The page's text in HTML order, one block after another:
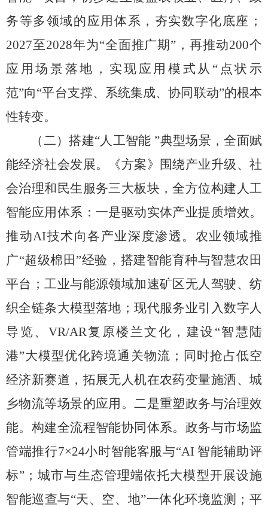
务等多领域的应用体系， 夯实数字化底座；
2027至2028年为“全面推广期 ” ，再推动200个
应用场景落地，实现应用模式从 “ 点状示
范”向“平台支撑、系统集成、协同联动”的根本
性转变。
（二）搭建“人工智能 ”典型场景，全面赋
能经济社会发展。
《方案》围绕产业升级、社
会治理和民生服务三大板块，全方位构建人工
智能应用体系：一是驱动实体产业提质增效。
推动AI技术向各产业深度渗透。农业领域推
广“超级棉田 ”经验， 搭建智能育种与智慧农田
平台； 工业与能源领域加速矿区无人驾驶、纺
织全链条大模型落地；现代服务业引入数字人
导览、 VR/AR复原楼兰文化，建设 “智慧陆
港”大模型优化跨境通关物流；
同时抢占低空
经济新赛道， 拓展无人机在农药变量施洒、城
乡物流等场景的应用。二是重塑政务与治理效
能。 构建全流程智能协同体系。 政务与市场监
管端推行7×24小时智能客服与“AI 智能辅助评
标” ；城市与生态管理端依托大模型开展设施
智能巡查与“天、空、地”一体化环境监测；平